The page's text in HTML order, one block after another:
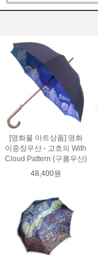
[명화몰 아트상품] 명화
이중장우산 - 고흐의 With
Cloud Pattern (구름우산)
48,400원